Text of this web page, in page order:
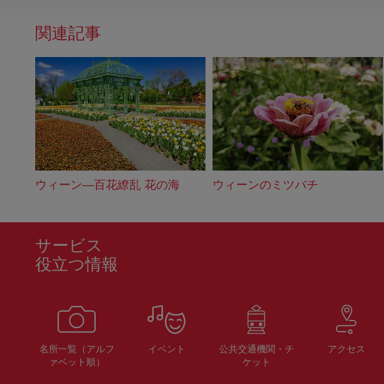
関連記事
ウィーン—百花繚乱 花の海 ウィーンのミツバチ
サービス
役立つ情報
名所一覧（アルフ
ァベット順）
イベント
公共交通機関・チ
ケット
アクセス